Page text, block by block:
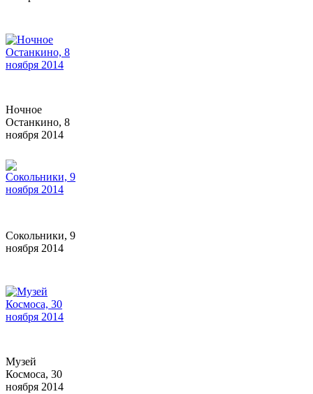
Ночное
Останкино, 8
ноября 2014
Сокольники, 9
ноября 2014
Музей
Космоса, 30
ноября 2014